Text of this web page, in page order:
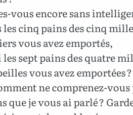
vous encore sans
les cinq pains des cinq
vous avez emportés,
les sept pains des quatre
vous avez emportées ?
ne comprenez-vous
que je vous ai parlé ?